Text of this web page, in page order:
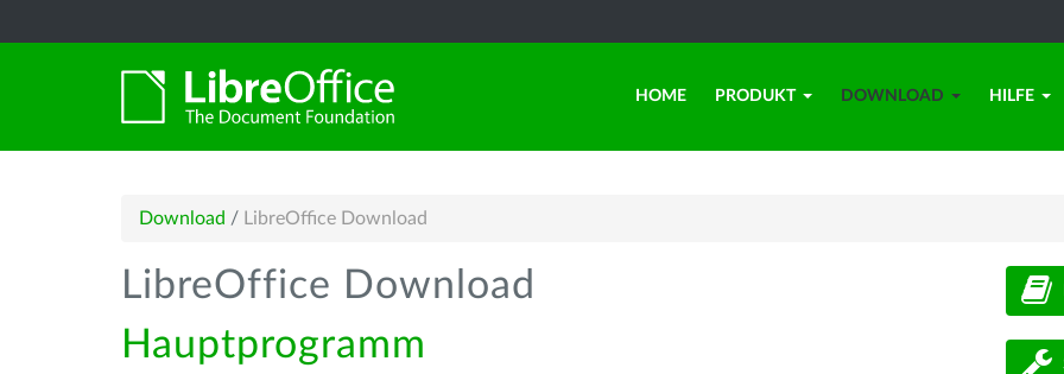
HOME PRODUKT DOWNLOAD HILFE
Download / LibreOffice Download
LibreOffice Download
Hauptprogramm